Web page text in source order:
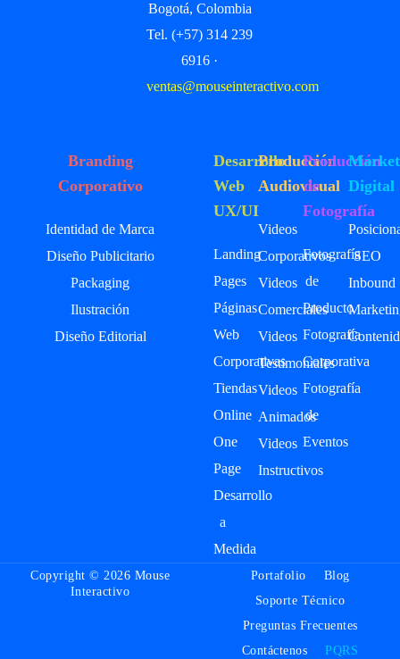
Bogotá, Colombia
Tel. (+57) 314 239
6916 ·
ventas@mouseinteractivo.com
Branding
Corporativo
Identidad de Marca
Diseño Publicitario
Packaging
Ilustración
Diseño Editorial
Desarrollo
Web
UX/UI
Landing
Pages
Páginas
Web
Corporativas
Tiendas
Online
One
Page
Desarrollo
a
Medida
Producción
Audiovisual
Videos
Corporativos
Videos
Comerciales
Videos
Testimoniales
Videos
Animados
Videos
Instructivos
Producción
de
Fotografía
Fotografía
de
Producto
Fotografía
Corporativa
Fotografía
de
Eventos
Digital
SEO
Inbound
Copyright © 2026 Mouse
Interactivo
Portafolio
Blog
Soporte Técnico
Preguntas Frecuentes
Contáctenos
PQRS